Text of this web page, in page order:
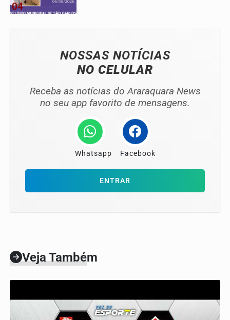
04
NOSSAS NOTÍCIAS
NO CELULAR
Receba as notícias do Araraquara News
no seu app favorito de mensagens.
Whatsapp Facebook
ENTRAR
Veja Também